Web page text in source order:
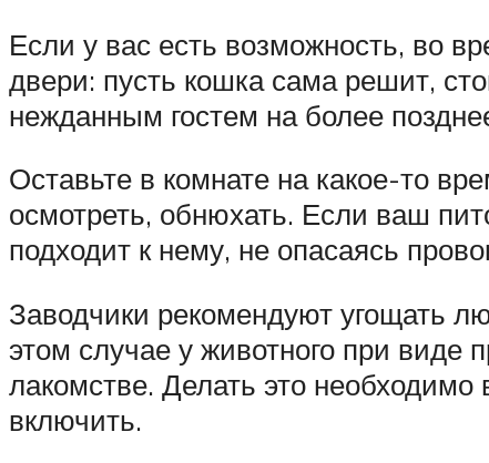
Если у вас есть возможность, во
двери: пусть кошка сама решит,
нежданным гостем на более
Оставьте в комнате на какое-то
осмотреть, обнюхать. Если ваш
подходит к нему, не опасаясь
Заводчики рекомендуют угощать
этом случае у животного при виде
лакомстве. Делать это
включить.